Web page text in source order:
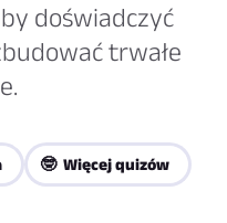
doświadczyć
trwałe
🤓 Więcej quizów